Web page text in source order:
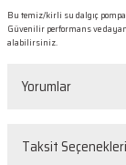
Bu temiz/kirli su dalgıç
Güvenilir performans ve
alabilirsiniz.
Yorumlar
Taksit Seçenekleri